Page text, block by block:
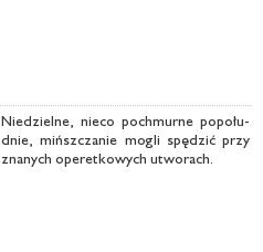
Nie­dziel­ne, nie­co po­chmur­ne po­po­łu­
dnie, mińsz­cza­nie mo­gli spę­dzić przy
zna­nych ope­ret­ko­wych utwo­rach.